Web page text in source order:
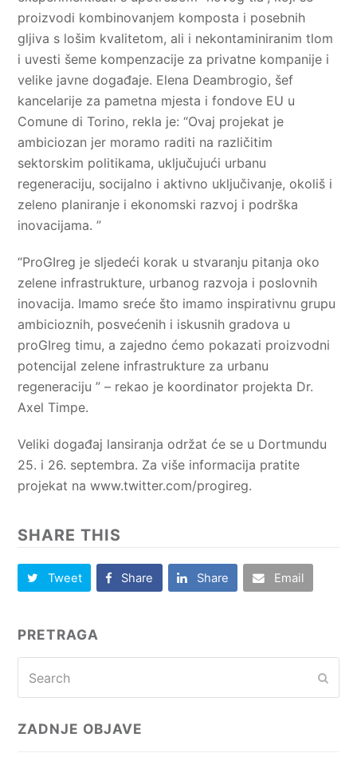
proizvodi kombinovanjem komposta i posebnih
gljiva s lošim kvalitetom, ali i nekontaminiranim tlom
i uvesti šeme kompenzacije za privatne kompanije i
velike javne događaje. Elena Deambrogio, šef
kancelarije za pametna mjesta i fondove EU u
Comune di Torino, rekla je: “Ovaj projekat je
ambiciozan jer moramo raditi na različitim
sektorskim politikama, uključujući urbanu
regeneraciju, socijalno i aktivno uključivanje, okoliš i
zeleno planiranje i ekonomski razvoj i podrška
inovacijama. ”
“ProGIreg je sljedeći korak u stvaranju pitanja oko
zelene infrastrukture, urbanog razvoja i poslovnih
inovacija. Imamo sreće što imamo inspirativnu grupu
ambicioznih, posvećenih i iskusnih gradova u
proGIreg timu, a zajedno ćemo pokazati proizvodni
potencijal zelene infrastrukture za urbanu
regeneraciju ” – rekao je koordinator projekta Dr.
Axel Timpe.
Veliki događaj lansiranja održat će se u Dortmundu
25. i 26. septembra. Za više informacija pratite
projekat na www.twitter.com/progireg.
SHARE THIS
Tweet Share Share Email
PRETRAGA
ZADNJE OBJAVE